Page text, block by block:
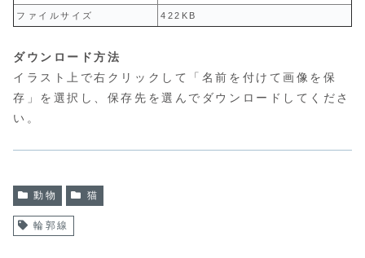
ファイルサイズ 422KB
ダウンロード方法
イラスト上で右クリックして「名前を付けて画像を保
存」を選択し、保存先を選んでダウンロードしてくださ
い。
動物 猫
輪郭線